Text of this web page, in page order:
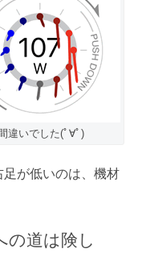
違いでした(ﾟ∀ﾟ)
足が低いのは、機材
の道は険し